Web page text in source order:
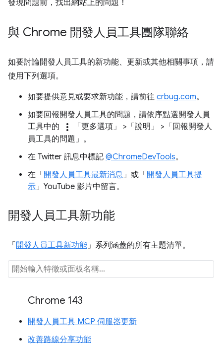
發現問題前，找出網站上的問題！
與 Chrome 開發人員工具團隊聯絡
如要討論開發人員工具的新功能、更新或其他相關事項，請
使用下列選項。
如要提供意見或要求新功能，請前往 crbug.com。
如要回報開發人員工具的問題，請依序點選開發人員
工具中的
more_vert 「更多選項」 >「說明」
>「回報開發人
員工具的問題」 。
在 Twitter 訊息中標記 @ChromeDevTools。
在「開發人員工具最新消息 」或「開發人員工具提
示 」YouTube 影片中留言。
開發人員工具新功能
「開發人員工具新功能 」系列涵蓋的所有主題清單。
Chrome 143
開發人員工具 MCP 伺服器更新
改善路線分享功能